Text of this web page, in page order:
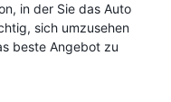
in der Sie das Auto
sich umzusehen
beste Angebot zu